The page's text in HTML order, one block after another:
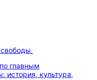
главным
история, культура,